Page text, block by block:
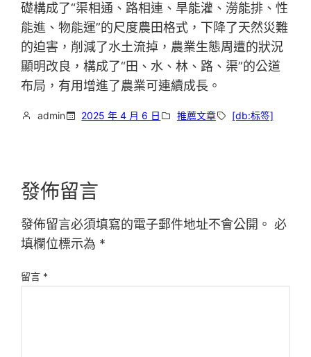
礎構成了“渠相通、路相連、旱能灌、澇能排、性
能進、物能運”的尺度農田格式，下降了天然災難
的迫害，削減了水土流掉，農業生態周遭的狀況
顯明改良，構成了“田、水、林、路、渠”的公道
布局，有用增進了農業可連續成長。
admin 2025 年 4 月 6 日 推薦文章 [db:标签]
發佈留言
發佈留言必須填寫的電子郵件地址不會公開。 必
填欄位標示為 *
留言 *